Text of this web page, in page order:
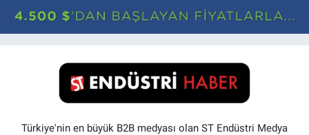
Türkiye'nin en büyük B2B medyası olan ST Endüstri Medya